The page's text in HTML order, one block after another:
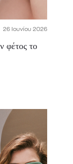
26 Ιουνίου 2026
φέτος το